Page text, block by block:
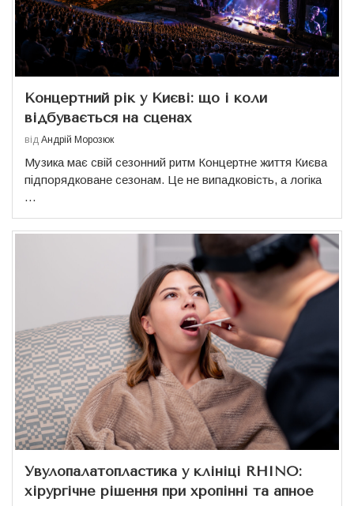
Концертний рік у Києві: що і коли
відбувається на сценах
від Андрій Морозюк
Музика має свій сезонний ритм Концертне життя Києва
підпорядковане сезонам. Це не випадковість, а логіка
…
Увулопалатопластика у клініці RHINO:
хірургічне рішення при хропінні та апное